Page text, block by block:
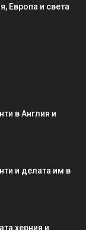
Европа и света
в Англия и
и делата им в
херния и